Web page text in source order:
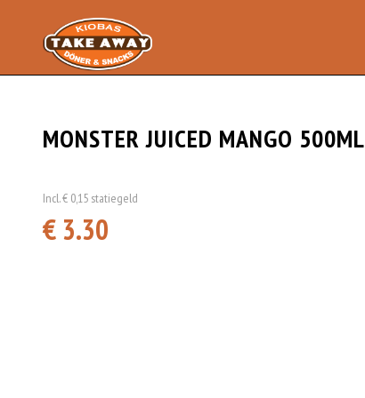
MONSTER JUICED MANGO 500ML
Incl. € 0,15 statiegeld
€ 3.30